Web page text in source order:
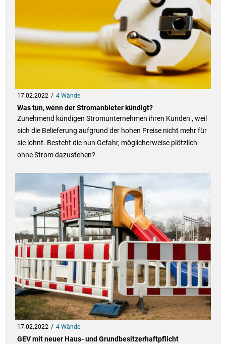
17.02.2022 4 Wände
Was tun, wenn der Stromanbieter kündigt?
Zunehmend kündigen Stromunternehmen ihren Kunden , weil
sich die Belieferung aufgrund der hohen Preise nicht mehr für
sie lohnt. Besteht die nun Gefahr, möglicherweise plötzlich
ohne Strom dazustehen?
17.02.2022 4 Wände
GEV mit neuer Haus- und Grundbesitzerhaftpflicht